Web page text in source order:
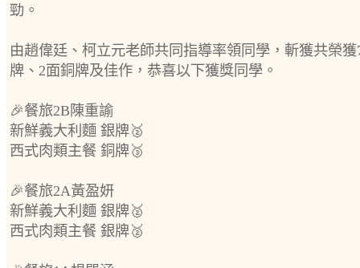
勁。
由趙偉廷、柯立元老師共同指導率領同學，斬獲共榮獲
牌、2面銅牌及佳作，恭喜以下獲獎同學。
🎉餐旅2B陳重諭
新鮮義大利麵 銀牌🥈
西式肉類主餐 銅牌🥉
🎉餐旅2A黃盈妍
新鮮義大利麵 銀牌🥈
西式肉類主餐 銀牌🥈